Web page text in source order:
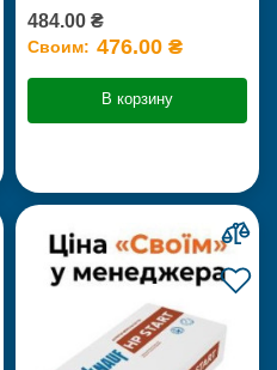
484.00 ₴
Своим: 476.00 ₴
В корзину